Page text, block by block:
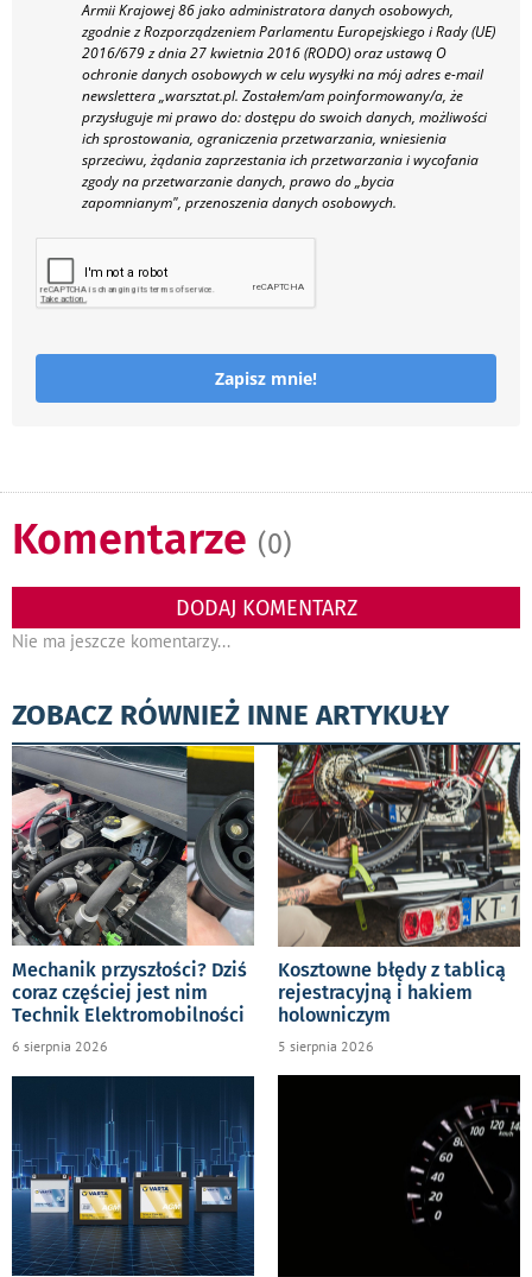
Armii Krajowej 86 jako administratora danych osobowych,
zgodnie z Rozporządzeniem Parlamentu Europejskiego i Rady (UE)
2016/679 z dnia 27 kwietnia 2016 (RODO) oraz ustawą O
ochronie danych osobowych w celu wysyłki na mój adres e-mail
newslettera „warsztat.pl. Zostałem/am poinformowany/a, że
przysługuje mi prawo do: dostępu do swoich danych, możliwości
ich sprostowania, ograniczenia przetwarzania, wniesienia
sprzeciwu, żądania zaprzestania ich przetwarzania i wycofania
zgody na przetwarzanie danych, prawo do „bycia
zapomnianym", przenoszenia danych osobowych.
Zapisz mnie!
Komentarze (0)
DODAJ KOMENTARZ
Nie ma jeszcze komentarzy...
ZOBACZ RÓWNIEŻ INNE ARTYKUŁY
Mechanik przyszłości? Dziś
coraz częściej jest nim
Technik Elektromobilności
6 sierpnia 2026
Kosztowne błędy z tablicą
rejestracyjną i hakiem
holowniczym
5 sierpnia 2026